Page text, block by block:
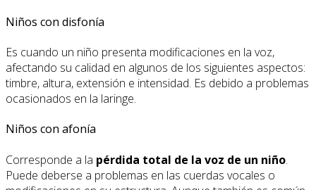
Niños con disfonía
Es cuando un niño presenta modificaciones en la voz,
afectando su calidad en algunos de los siguientes aspectos:
timbre, altura, extensión e intensidad. Es debido a problemas
ocasionados en la laringe.
Niños con afonía
Corresponde a la pérdida total de la voz de un niño.
Puede deberse a problemas en las cuerdas vocales o